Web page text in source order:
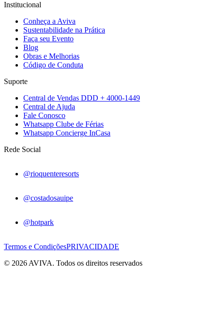
Institucional
Conheça a Aviva
Sustentabilidade na Prática
Faça seu Evento
Blog
Obras e Melhorias
Código de Conduta
Suporte
Central de Vendas DDD + 4000-1449
Central de Ajuda
Fale Conosco
Whatsapp Clube de Férias
Whatsapp Concierge InCasa
Rede Social
@rioquenteresorts
@costadosauipe
@hotpark
Termos e CondiçõesPRIVACIDADE
© 2026 AVIVA. Todos os direitos reservados